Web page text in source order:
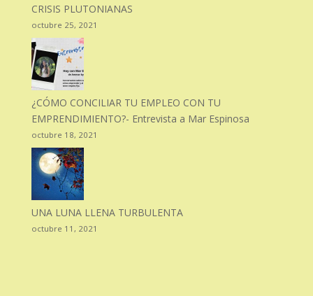
CRISIS PLUTONIANAS
octubre 25, 2021
¿CÓMO CONCILIAR TU EMPLEO CON TU
EMPRENDIMIENTO?- Entrevista a Mar Espinosa
octubre 18, 2021
UNA LUNA LLENA TURBULENTA
octubre 11, 2021